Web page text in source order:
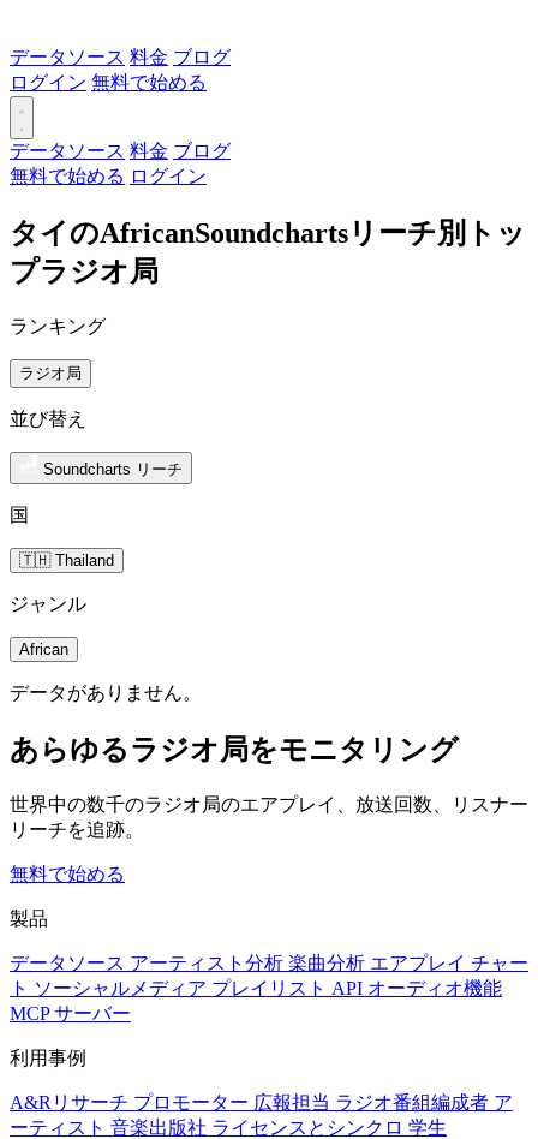
データソース 料金 ブログ
ログイン 無料で始める
データソース 料金 ブログ
無料で始める ログイン
タイのAfricanSoundchartsリーチ別トッ
プラジオ局
ランキング
ラジオ局
並び替え
Soundcharts リーチ
国
🇹🇭 Thailand
ジャンル
African
データがありません。
あらゆるラジオ局をモニタリング
世界中の数千のラジオ局のエアプレイ、放送回数、リスナー
リーチを追跡。
無料で始める
製品
データソース アーティスト分析 楽曲分析 エアプレイ チャー
ト ソーシャルメディア プレイリスト API オーディオ機能
MCP サーバー
利用事例
A&Rリサーチ プロモーター 広報担当 ラジオ番組編成者 ア
ーティスト 音楽出版社 ライセンスとシンクロ 学生